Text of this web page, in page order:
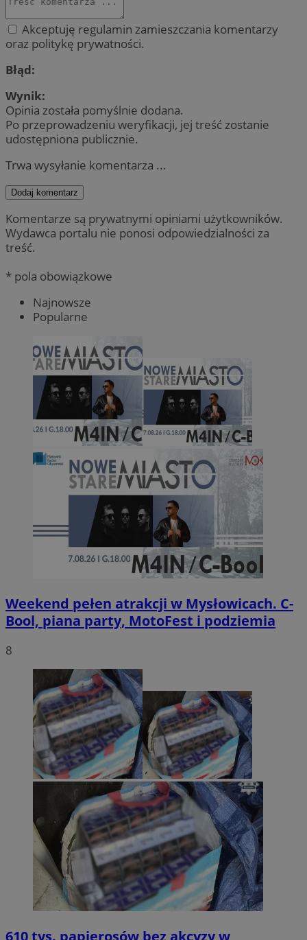
Akceptuję regulamin zamieszczania komentarzy
oraz politykę prywatności.
Błąd:
Wynik:
Opinia została pomyślnie dodana.
Po przeprowadzeniu weryfikacji, jej treść zostanie
udostępniona publicznie.
Trwa wysyłanie komentarza ...
Dodaj komentarz
Komentarze są prywatnymi opiniami użytkowników.
Wydawca portalu nie ponosi odpowiedzialności za
treść.
* pola obowiązkowe
Najnowsze
Popularne
Weekend pełen atrakcji w Mysłowicach. C-
Bool, piana party, MotoFest i podziemia
8
610 tys. papierosów bez akcyzy w